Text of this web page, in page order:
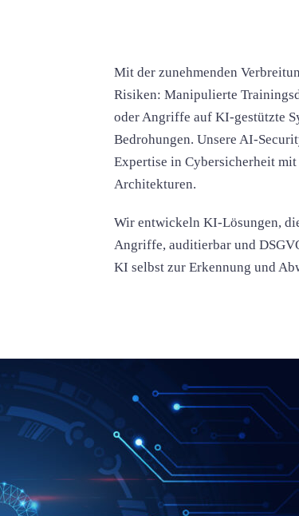
Mit der zunehmenden
Risiken: Manipulierte
oder Angriffe auf KI-gestützte
Bedrohungen. Unsere AI-
Expertise in Cybersicherheit
Architekturen.
Wir entwickeln KI-Lösungen,
Angriffe, auditierbar und
KI selbst zur Erkennung und